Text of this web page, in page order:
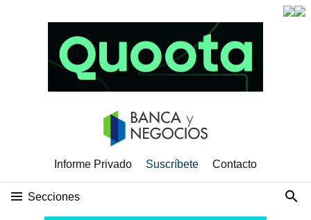
Informe Privado Suscríbete Contacto
Secciones